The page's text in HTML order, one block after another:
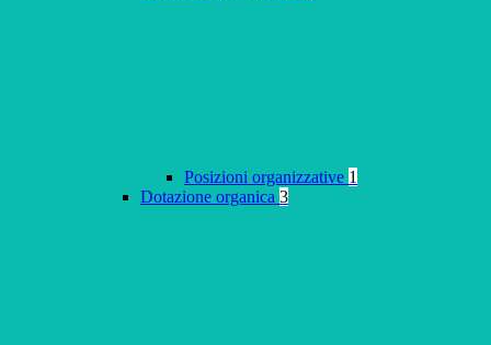
Posizioni organizzative 1
Dotazione organica 3